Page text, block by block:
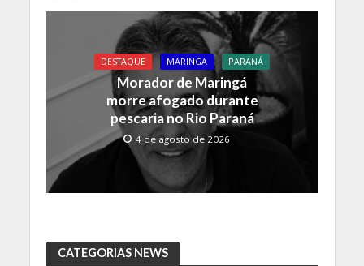
DESTAQUE MARINGA PARANÁ
Morador de Maringá
morre afogado durante
pescaria no Rio Paraná
4 de agosto de 2026
CATEGORIAS NEWS